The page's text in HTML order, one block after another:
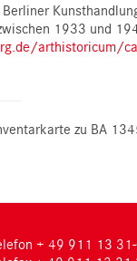
1933 und
arthistoricum/
zu BA
+ 49 911 13